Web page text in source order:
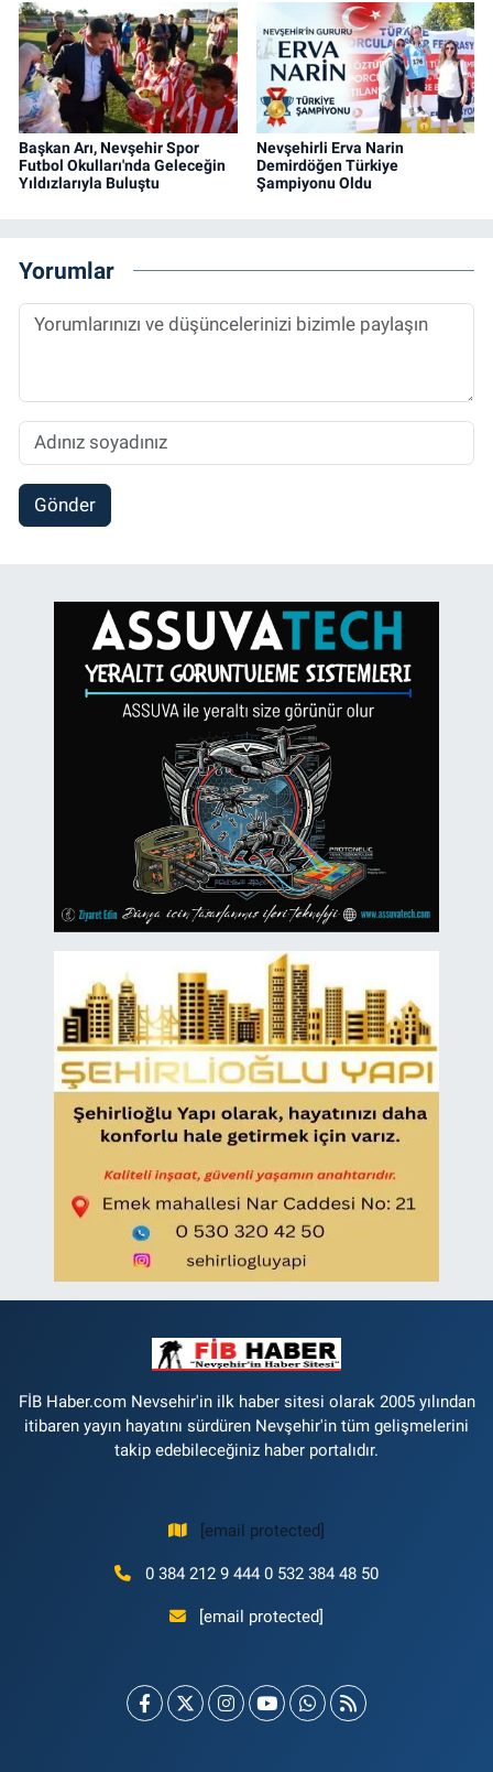
Başkan Arı, Nevşehir Spor
Futbol Okulları'nda Geleceğin
Yıldızlarıyla Buluştu
Nevşehirli Erva Narin
Demirdöğen Türkiye
Şampiyonu Oldu
Yorumlar
Gönder
FİB Haber.com Nevsehir'in ilk haber sitesi olarak 2005 yılından
itibaren yayın hayatını sürdüren Nevşehir'in tüm gelişmelerini
takip edebileceğiniz haber portalıdır.
[email protected]
0 384 212 9 444 0 532 384 48 50
[email protected]